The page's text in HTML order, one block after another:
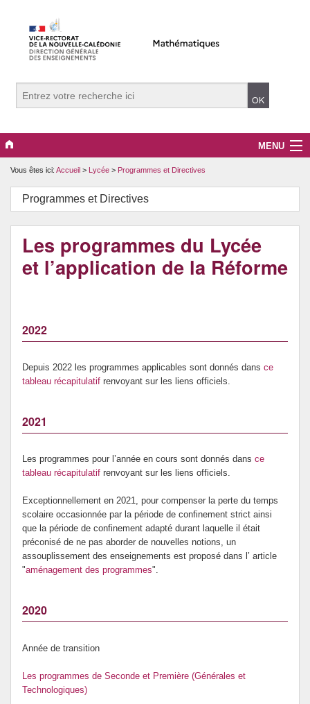
MENU
Evènements
Collège
Lycée
Vers le supérieur
Prévention de l’innumérisme
Se former
Vous êtes ici: Accueil > Lycée > Programmes et Directives
Programmes et Directives
Les programmes du Lycée
et l’application de la Réforme
2022
Depuis 2022 les programmes applicables sont donnés dans ce
tableau récapitulatif renvoyant sur les liens officiels.
2021
Les programmes pour l’année en cours sont donnés dans ce
tableau récapitulatif renvoyant sur les liens officiels.
Exceptionnellement en 2021, pour compenser la perte du temps
scolaire occasionnée par la période de confinement strict ainsi
que la période de confinement adapté durant laquelle il était
préconisé de ne pas aborder de nouvelles notions, un
assouplissement des enseignements est proposé dans l’ article
"aménagement des programmes".
2020
Année de transition
Les programmes de Seconde et Première (Générales et
Technologiques)